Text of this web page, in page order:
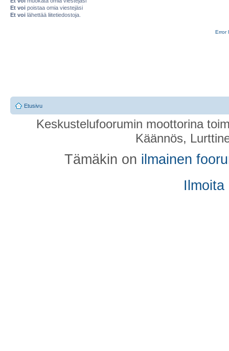
Et voi poistaa omia viestejäsi
Et voi lähettää liitetiedostoja.
Error
Etusivu
Keskustelufoorumin moottorina
Käännös,
Tämäkin on ilmainen